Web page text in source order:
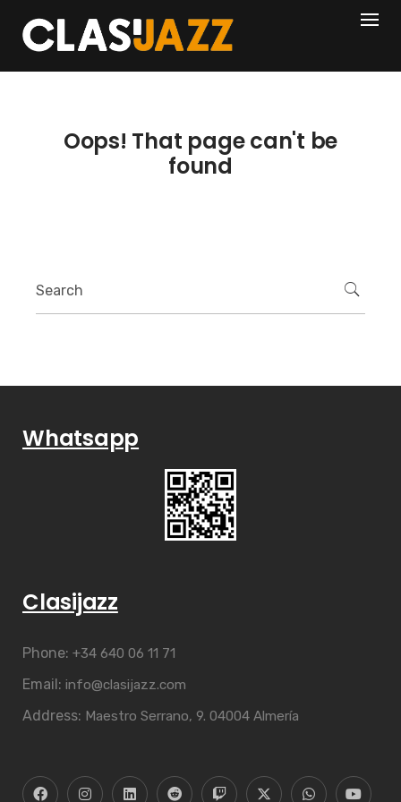
content
404
Oops! That page can't be
found
Whatsapp
Clasijazz
Phone: +34 640 06 11 71
Email: info@clasijazz.com
Address: Maestro Serrano, 9. 04004 Almería